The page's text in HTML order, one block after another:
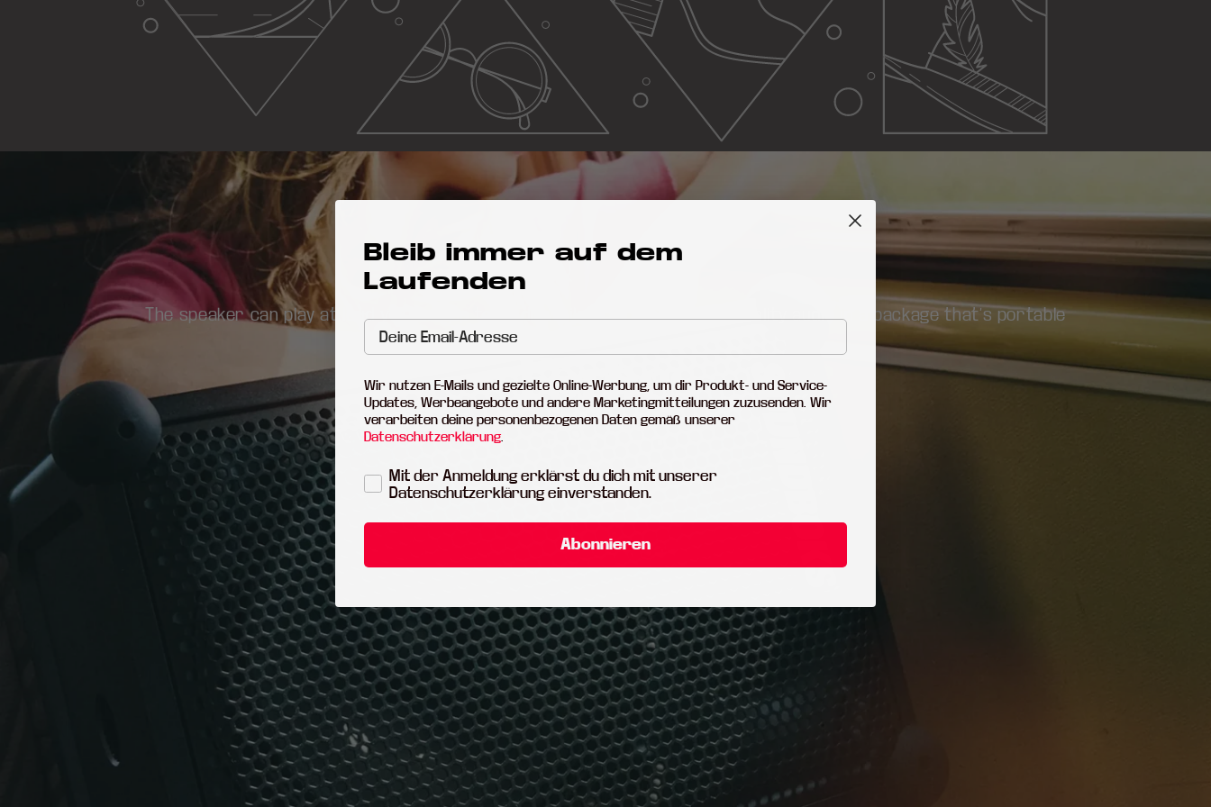
The speaker can play at loud volumes up to 121dB while still offering high-quality audio in a package that’s portable
Bleib immer auf dem
Laufenden
Wir nutzen E-Mails und gezielte Online-Werbung, um dir Produkt- und Service-
Updates, Werbeangebote und andere Marketingmitteilungen zuzusenden. Wir
verarbeiten deine personenbezogenen Daten gemäß unserer
Datenschutzerklärung
Mit der Anmeldung erklärst du dich mit unserer
Datenschutzerklärung einverstanden.
Abonnieren